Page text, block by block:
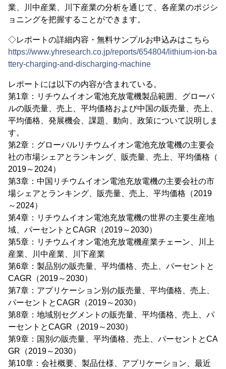
業、川中産業、川下産業の分析を通じて、各産業のポジシ
ョニングを把握することができます。
◇レポートの詳細内容・無料サンプルお申込みはこちら
https://www.yhresearch.co.jp/reports/654804/lithium-ion-ba
ttery-charging-and-discharging-machine
レポートには以下の内容が含まれている。
第1章：リチウムイオン電池充放電機製品範囲、グローバ
ルの販売量、売上、平均価格および中国の販売量、売上、
平均価格、発展機会、課題、動向、政策について説明しま
す。
第2章：グローバルリチウムイオン電池充放電機の主要会
社の市場シェアとランキング、販売量、売上、平均価格（
2019～2024）
第3章：中国リチウムイオン電池充放電機の主要会社の市
場シェアとランキング、販売量、売上、平均価格（2019
～2024）
第4章：リチウムイオン電池充放電機の世界の主要生産地
域、パーセントとCAGR（2019～2030）
第5章：リチウムイオン電池充放電機産業チェーン、川上
産業、川中産業、川下産業
第6章：製品別の販売量、平均価格、売上、パーセントと
CAGR（2019～2030）
第7章：アプリケーション別の販売量、平均価格、売上、
パーセントとCAGR（2019～2030）
第8章：地域別セグメントの販売量、平均価格、売上、パ
ーセントとCAGR（2019～2030）
第9章：国別の販売量、平均価格、売上、パーセントとCA
GR（2019～2030）
第10章：会社概要、製品仕様、アプリケーション、最近